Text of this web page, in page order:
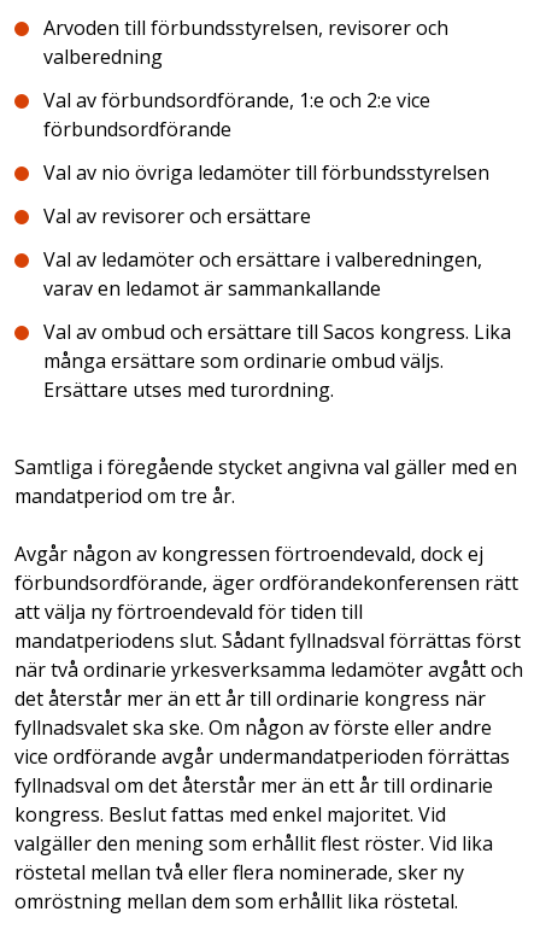
Arvoden till förbundsstyrelsen, revisorer och
valberedning
Val av förbundsordförande, 1:e och 2:e vice
förbundsordförande
Val av nio övriga ledamöter till förbundsstyrelsen
Val av revisorer och ersättare
Val av ledamöter och ersättare i valberedningen,
varav en ledamot är sammankallande
Val av ombud och ersättare till Sacos kongress. Lika
många ersättare som ordinarie ombud väljs.
Ersättare utses med turordning.
Samtliga i föregående stycket angivna val gäller med en
mandatperiod om tre år.
Avgår någon av kongressen förtroendevald, dock ej
förbundsordförande, äger ordförandekonferensen rätt
att välja ny förtroendevald för tiden till
mandatperiodens slut. Sådant fyllnadsval förrättas först
när två ordinarie yrkesverksamma ledamöter avgått och
det återstår mer än ett år till ordinarie kongress när
fyllnadsvalet ska ske. Om någon av förste eller andre
vice ordförande avgår undermandatperioden förrättas
fyllnadsval om det återstår mer än ett år till ordinarie
kongress. Beslut fattas med enkel majoritet. Vid
valgäller den mening som erhållit flest röster. Vid lika
röstetal mellan två eller flera nominerade, sker ny
omröstning mellan dem som erhållit lika röstetal.